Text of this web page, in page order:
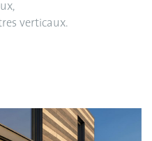
verticaux.